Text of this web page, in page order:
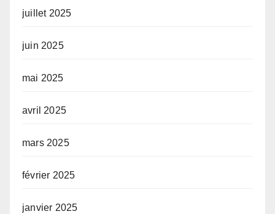
juillet 2025
juin 2025
mai 2025
avril 2025
mars 2025
février 2025
janvier 2025